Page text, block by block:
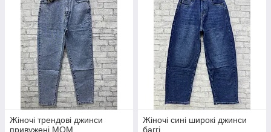
Жіночі трендові джинси
привужені МОМ
Жіночі сині широкі джинси
баггі